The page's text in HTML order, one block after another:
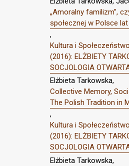
„Amoralny familizm”,
społecznej w Polsce
,
Kultura i
(2016): ELŻBIETY
SOCJOLOGIA
Elżbieta Tarkowska,
Collective Memory,
The Polish Tradition in
,
Kultura i
(2016): ELŻBIETY
SOCJOLOGIA
Elżbieta Tarkowska,